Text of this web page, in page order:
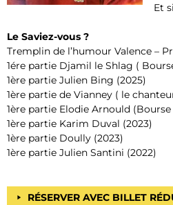
Et
Le Saviez-vous ?
Tremplin de l’humour Valence –
1ére partie Djamil le Shlag (
1ère partie Julien Bing (2025)
1ère partie de Vianney ( le
1ère partie Elodie Arnould (Bourse
1ère partie Karim Duval (2023)
1ère partie Doully (2023)
1ère partie Julien Santini (2022)
RÉSERVER AVEC BILLET